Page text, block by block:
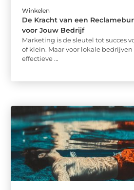
Winkelen
De Kracht van een
voor Jouw Bedrijf
Marketing is de sleutel tot succes
of klein. Maar voor lokale
effectieve ...